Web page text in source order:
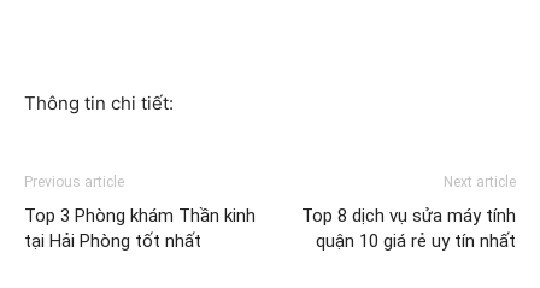
Thông tin chi tiết:
Previous article
Top 3 Phòng khám Thần kinh
tại Hải Phòng tốt nhất
Next article
Top 8 dịch vụ sửa máy tính
quận 10 giá rẻ uy tín nhất